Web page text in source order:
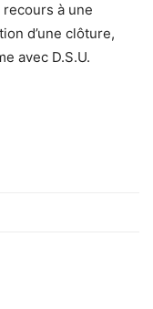
recours à une
d’une clôture,
avec D.S.U.